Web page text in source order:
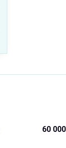
60